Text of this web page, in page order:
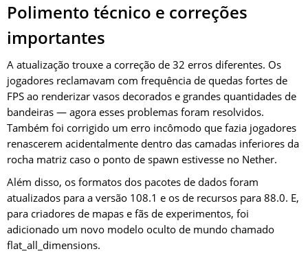
Polimento técnico e correções
importantes
A atualização trouxe a correção de 32 erros diferentes. Os
jogadores reclamavam com frequência de quedas fortes de
FPS ao renderizar vasos decorados e grandes quantidades de
bandeiras — agora esses problemas foram resolvidos.
Também foi corrigido um erro incômodo que fazia jogadores
renascerem acidentalmente dentro das camadas inferiores da
rocha matriz caso o ponto de spawn estivesse no Nether.
Além disso, os formatos dos pacotes de dados foram
atualizados para a versão 108.1 e os de recursos para 88.0. E,
para criadores de mapas e fãs de experimentos, foi
adicionado um novo modelo oculto de mundo chamado
flat_all_dimensions.